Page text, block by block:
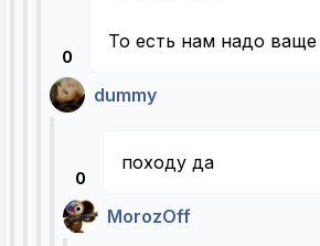
0
То есть нам надо ваще
dummy
0
походу да
MorozOff